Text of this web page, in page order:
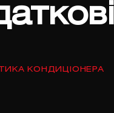
КОНДИЦІОНЕРА